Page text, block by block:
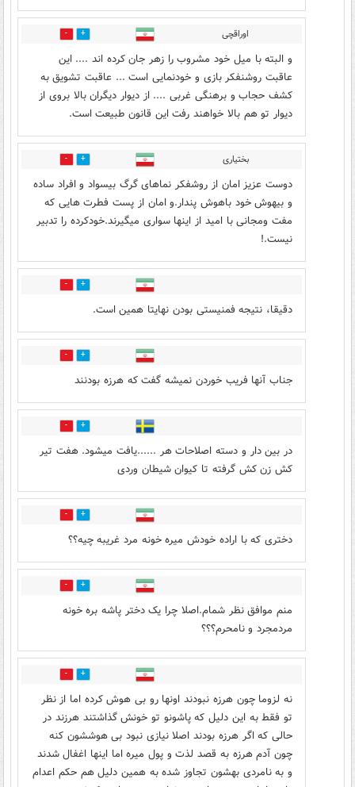
اوراقچی 11
و البته با میل خود مشروب را زهر جان کرده اند .... این
عاقبت روشنفکر بازی و خودنمایی است ... عاقبت تشویق به
کشف حجاب و برهنگی غربی .... از دیوار دیگران بالا بروی از
دیوار تو هم بالا خواهند رفت این قانون طبیعت است.
بختیاری 25
دوست عزیز امان از روشفکر نماهای گرگ بیسواد و افراد ساده
و بیهوش خود باهوش پندار.و امان از پست فطرت هایی که
مفت ومجانی با امید از اینها سواری میگیرند.خودکرده را تدبیر
نیست.!
22
دقیقا، نتیجه فمنیستی بودن نهایتا همین است.
12
جناب آنها فریب خوردن نمیشه گفت که هرزه بودنند
26
در بین دار و دسته اصلاحات هر ......یافت میشود. هفت تیر
کش زن کش گرفته تا کیوان شیطان وردی
33
دختری که با اراده خودش میره خونه مرد غریبه چیه؟؟
33
منم موافق نظر شمام.اصلا چرا یک دختر پاشه بره خونه
مردمجرد و نامحرم؟؟؟
15
نه لزوما چون هرزه نبودند اونها رو بی هوش کرده اما از نظر
تو فقط به این دلیل که پاشونو تو خونش گذاشتند هرزند در
حالی که اگر هرزه بودند اصلا نیازی نبود بی هوششون کنه
چون آدم هرزه به قصد لذت و پول میره اما اینها اغفال شدند
و به نامردی بهشون تجاوز شده به همین دلیل هم حکم اعدام